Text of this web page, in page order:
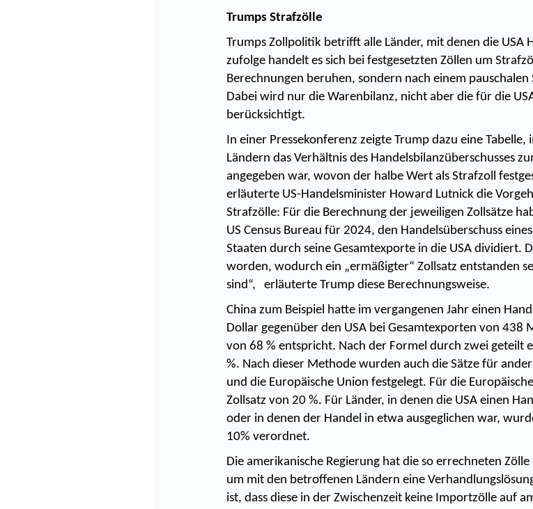
Trumps Strafzölle
Trumps Zollpolitik betrifft alle Länder, mit denen die USA
zufolge handelt es sich bei festgesetzten Zöllen um
Berechnungen beruhen, sondern nach einem
Dabei wird nur die Warenbilanz, nicht aber die für die
berücksichtigt.
In einer Pressekonferenz zeigte Trump dazu eine
Ländern das Verhältnis des Handelsbilanzüberschusses
angegeben war, wovon der halbe Wert als Strafzoll
erläuterte US-Handelsminister Howard Lutnick die
Strafzölle: Für die Berechnung der jeweiligen Zollsätze
US Census Bureau für 2024, den Handelsüberschuss
Staaten durch seine Gesamtexporte in die USA dividiert.
worden, wodurch ein „ermäßigter“ Zollsatz entstanden
sind“, erläuterte Trump diese Berechnungsweise.
China zum Beispiel hatte im vergangenen Jahr einen
Dollar gegenüber den USA bei Gesamtexporten von 438
von 68 % entspricht. Nach der Formel durch zwei geteilt
%. Nach dieser Methode wurden auch die Sätze für
und die Europäische Union festgelegt. Für die
Zollsatz von 20 %. Für Länder, in denen die USA einen
oder in denen der Handel in etwa ausgeglichen war,
10% verordnet.
Die amerikanische Regierung hat die so errechneten
um mit den betroffenen Ländern eine
ist, dass diese in der Zwischenzeit keine Importzölle auf